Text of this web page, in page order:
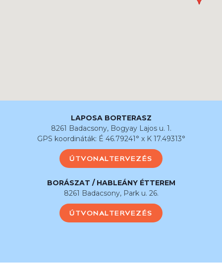
LAPOSA BORTERASZ
8261 Badacsony, Bogyay Lajos u. 1.
GPS koordináták: É 46.79241° x K 17.49313°
ÚTVONALTERVEZÉS
BORÁSZAT / HABLEÁNY ÉTTEREM
8261 Badacsony, Park u. 26.
ÚTVONALTERVEZÉS